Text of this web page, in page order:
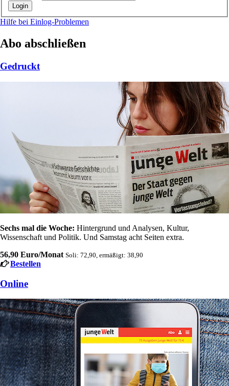
Hilfe bei Einlog-Problemen
Abo abschließen
Gedruckt
Sechs mal die Woche: Hintergrund und Analysen, Kultur,
Wissenschaft und Politik. Und Samstag acht Seiten extra.
56,90 Euro/Monat Soli: 72,90, ermäßigt: 38,90
Bestellen
Online